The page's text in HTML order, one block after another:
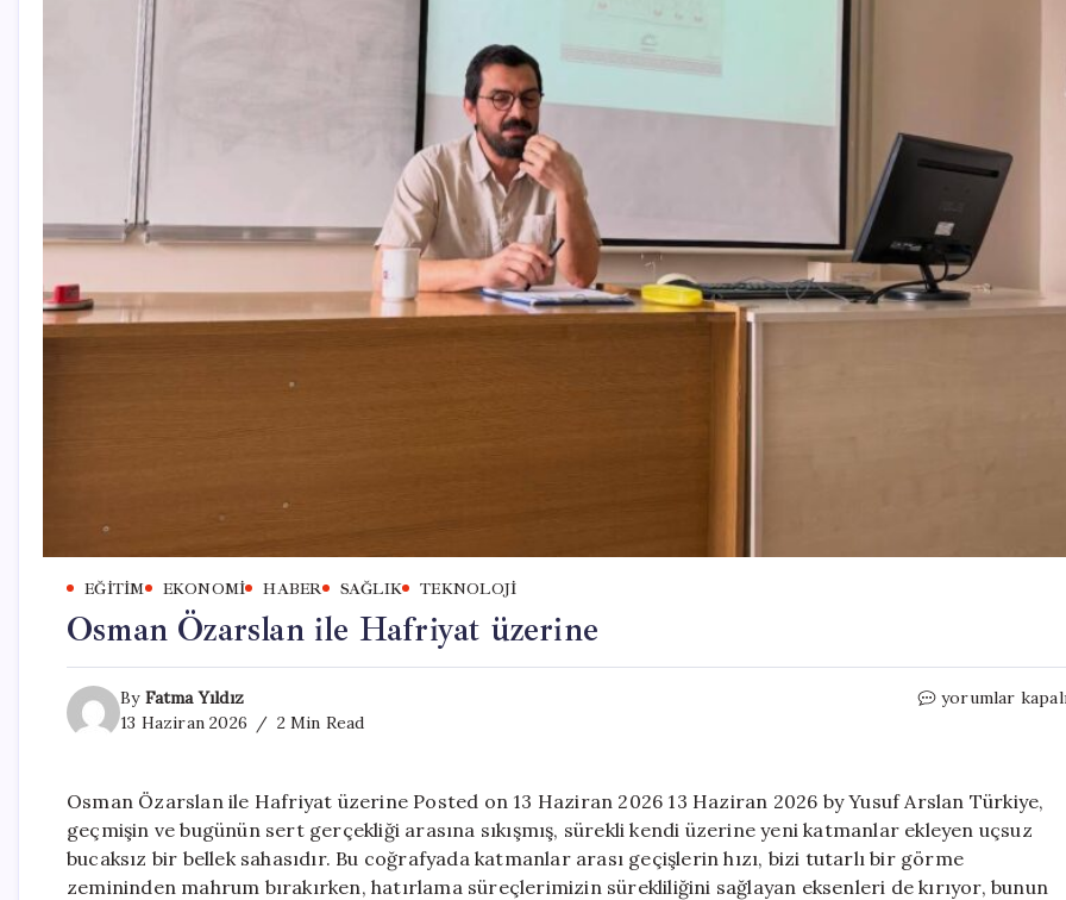
EĞITIM EKONOMI HABER SAĞLIK TEKNOLOJI
Osman Özarslan ile Hafriyat üzerine
By Fatma Yıldız
13 Haziran 2026
2 Min Read
Osman
üzerine
yorumlar
Osman Özarslan ile Hafriyat üzerine Posted on 13 Haziran 2026 13 Haziran 2026 by Yusuf Arslan Türkiye,
geçmişin ve bugünün sert gerçekliği arasına sıkışmış, sürekli kendi üzerine yeni katmanlar ekleyen uçsuz
bucaksız bir bellek sahasıdır. Bu coğrafyada katmanlar arası geçişlerin hızı, bizi tutarlı bir görme
zemininden mahrum bırakırken, hatırlama süreçlerimizin sürekliliğini sağlayan eksenleri de kırıyor, bunun